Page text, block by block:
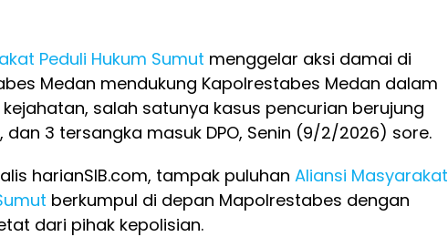
Peduli Hukum Sumut menggelar aksi damai di
Medan mendukung Kapolrestabes Medan dalam
salah satunya kasus pencurian berujung
dan 3 tersangka masuk DPO, Senin (9/2/2026) sore.
harianSIB.com, tampak puluhan Aliansi Masyarakat
berkumpul di depan Mapolrestabes dengan
dari pihak kepolisian.